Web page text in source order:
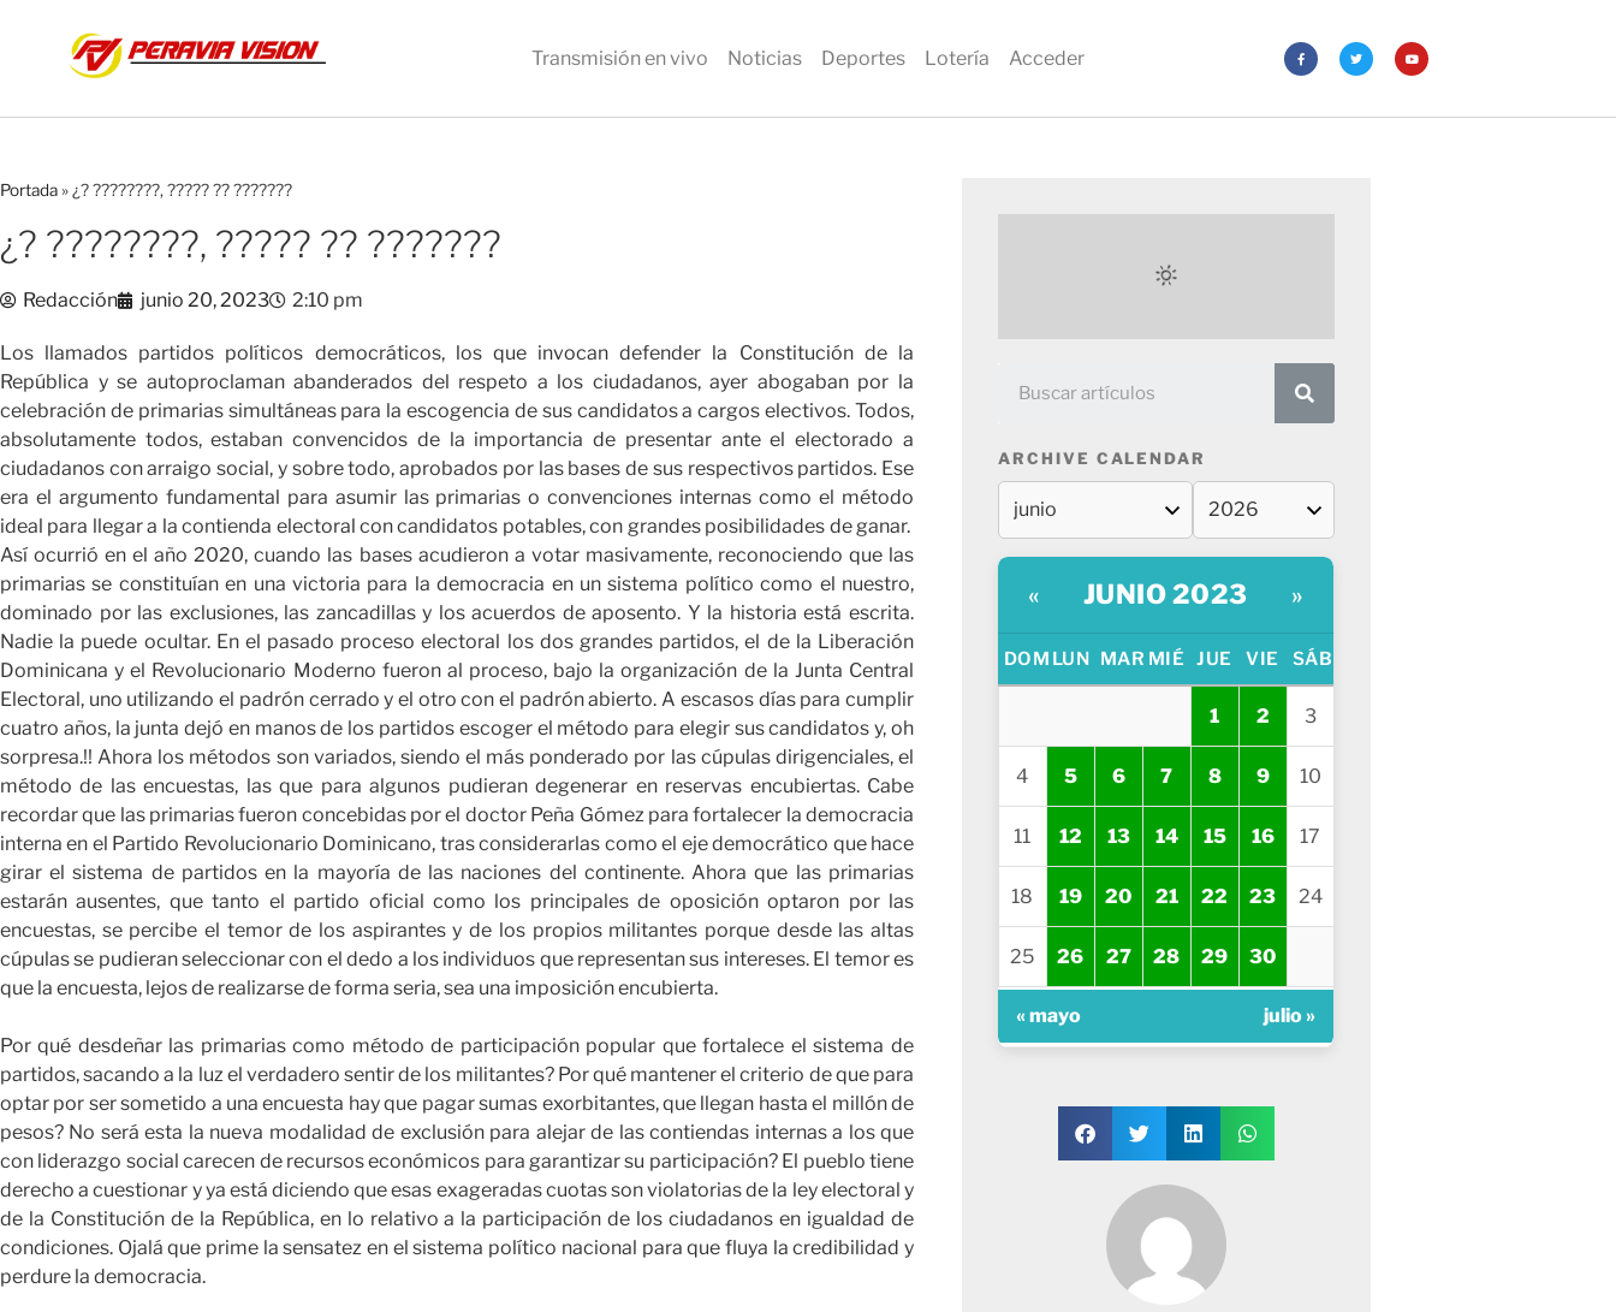
Transmisión en vivo Noticias Deportes Lotería Acceder
Portada»¿? ????????, ????? ?? ???????
¿? ????????, ????? ?? ???????
Redacción junio 20, 2023 2:10 pm
Los llamados partidos políticos democráticos, los que invocan defender la Constitución de la
República y se autoproclaman abanderados del respeto a los ciudadanos, ayer abogaban por la
celebración de primarias simultáneas para la escogencia de sus candidatos a cargos electivos. Todos,
absolutamente todos, estaban convencidos de la importancia de presentar ante el electorado a
ciudadanos con arraigo social, y sobre todo, aprobados por las bases de sus respectivos partidos. Ese
era el argumento fundamental para asumir las primarias o convenciones internas como el método
ideal para llegar a la contienda electoral con candidatos potables, con grandes posibilidades de ganar.
Así ocurrió en el año 2020, cuando las bases acudieron a votar masivamente, reconociendo que las
primarias se constituían en una victoria para la democracia en un sistema político como el nuestro,
dominado por las exclusiones, las zancadillas y los acuerdos de aposento. Y la historia está escrita.
Nadie la puede ocultar. En el pasado proceso electoral los dos grandes partidos, el de la Liberación
Dominicana y el Revolucionario Moderno fueron al proceso, bajo la organización de la Junta Central
Electoral, uno utilizando el padrón cerrado y el otro con el padrón abierto. A escasos días para cumplir
cuatro años, la junta dejó en manos de los partidos escoger el método para elegir sus candidatos y, oh
sorpresa.!! Ahora los métodos son variados, siendo el más ponderado por las cúpulas dirigenciales, el
método de las encuestas, las que para algunos pudieran degenerar en reservas encubiertas. Cabe
recordar que las primarias fueron concebidas por el doctor Peña Gómez para fortalecer la democracia
interna en el Partido Revolucionario Dominicano, tras considerarlas como el eje democrático que hace
girar el sistema de partidos en la mayoría de las naciones del continente. Ahora que las primarias
estarán ausentes, que tanto el partido oficial como los principales de oposición optaron por las
encuestas, se percibe el temor de los aspirantes y de los propios militantes porque desde las altas
cúpulas se pudieran seleccionar con el dedo a los individuos que representan sus intereses. El temor es
que la encuesta, lejos de realizarse de forma seria, sea una imposición encubierta.
Por qué desdeñar las primarias como método de participación popular que fortalece el sistema de
partidos, sacando a la luz el verdadero sentir de los militantes? Por qué mantener el criterio de que para
optar por ser sometido a una encuesta hay que pagar sumas exorbitantes, que llegan hasta el millón de
pesos? No será esta la nueva modalidad de exclusión para alejar de las contiendas internas a los que
con liderazgo social carecen de recursos económicos para garantizar su participación? El pueblo tiene
derecho a cuestionar y ya está diciendo que esas exageradas cuotas son violatorias de la ley electoral y
de la Constitución de la República, en lo relativo a la participación de los ciudadanos en igualdad de
condiciones. Ojalá que prime la sensatez en el sistema político nacional para que fluya la credibilidad y
perdure la democracia.
ARCHIVE CALENDAR
« JUNIO 2023 »
DOM LUN MAR MIÉ JUE VIE SÁB
1 2 3
4 5 6 7 8 9 10
11 12 13 14 15 16 17
18 19 20 21 22 23 24
25 26 27 28 29 30
« mayo julio »